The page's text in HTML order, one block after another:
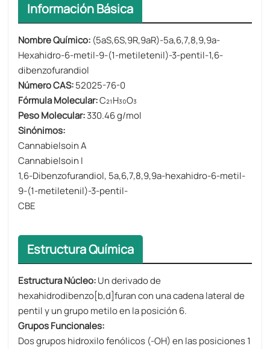
Información Básica
​​Nombre Químico​​: (5aS,6S,9R,9aR)-5a,6,7,8,9,9a-
Hexahidro-6-metil-9-(1-metiletenil)-3-pentil-1,6-
dibenzofurandiol
Número CAS​​:52025-76-0
Fórmula Molecular​​:C₂₁H₃₀O₃
Peso Molecular​​:330.46 g/mol
Sinónimos​​:
Cannabielsoin A
Cannabielsoin I
1,6-Dibenzofurandiol, 5a,6,7,8,9,9a-hexahidro-6-metil-
9-(1-metiletenil)-3-pentil-
CBE
Estructura Química
Estructura Núcleo​​:Un derivado de
hexahidrodibenzo[b,d]furan con una cadena lateral de
pentil y un grupo metilo en la posición 6.
Grupos Funcionales​​:
Dos grupos hidroxilo fenólicos (-OH) en las posiciones 1